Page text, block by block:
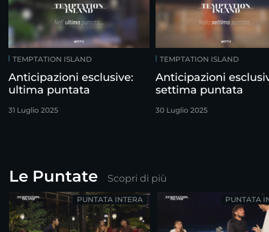
TEMPTATION ISLAND
Anticipazioni esclusive:
ultima puntata
31 Luglio 2025
TEMPTATION ISLAND
Anticipazioni
settima puntata
30 Luglio 2025
Le Puntate Scopri di più
PUNTATA INTERA PUNTATA